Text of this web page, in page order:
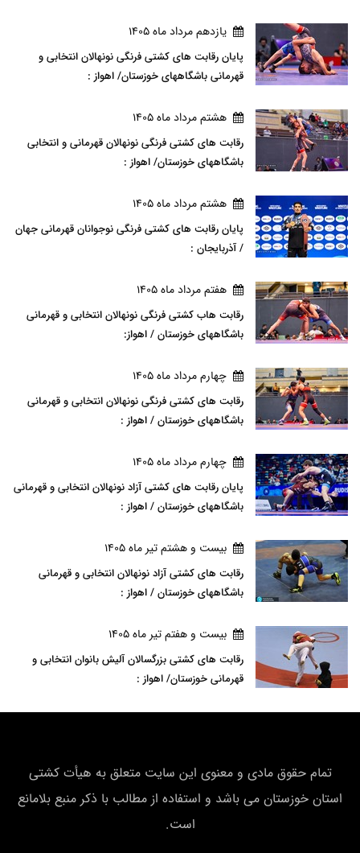
يازدهم مرداد ماه 1405
پایان رقابت های کشتی فرنگی نونهالان انتخابی و
قهرمانی باشگاههای خوزستان/ اهواز :
هشتم مرداد ماه 1405
رقابت های کشتی فرنگی نونهالان قهرمانی و انتخابی
باشگاههای خوزستان/ اهواز :
هشتم مرداد ماه 1405
پایان رقابت های کشتی فرنگی نوجوانان قهرمانی جهان
/ آذربایجان :
هفتم مرداد ماه 1405
رقابت هاب کشتی فرنگی نونهالان انتخابی و قهرمانی
باشگاههای خوزستان / اهواز:
چهارم مرداد ماه 1405
رقابت های کشتی فرنگی نونهالان انتخابی و قهرمانی
باشگاههای خوزستان / اهواز :
چهارم مرداد ماه 1405
پایان رقابت های کشتی آزاد نونهالان انتخابی و قهرمانی
باشگاههای خوزستان / اهواز :
بيست و هشتم تير ماه 1405
رقابت های کشتی آزاد نونهالان انتخابی و قهرمانی
باشگاههای خوزستان / اهواز :
بيست و هفتم تير ماه 1405
رقابت های کشتی بزرگسالان آلیش بانوان انتخابی و
قهرمانی خوزستان/ اهواز :
تمام حقوق مادی و معنوی این سایت متعلق به هیأت كشتی
استان خوزستان می باشد و استفاده از مطالب با ذکر منبع بلامانع
است.